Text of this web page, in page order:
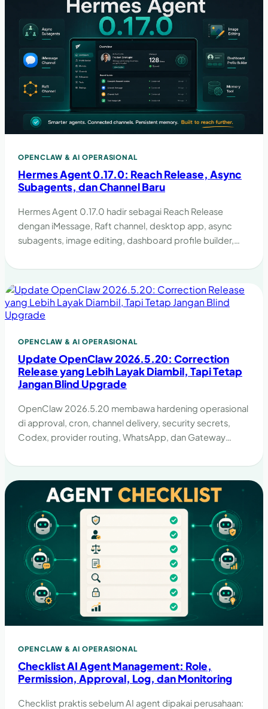
OPENCLAW & AI OPERASIONAL
Hermes Agent 0.17.0: Reach Release, Async
Subagents, dan Channel Baru
Hermes Agent 0.17.0 hadir sebagai Reach Release
dengan iMessage, Raft channel, desktop app, async
subagents, image editing, dashboard profile builder,
OPENCLAW & AI OPERASIONAL
Update OpenClaw 2026.5.20: Correction
Release yang Lebih Layak Diambil, Tapi Tetap
Jangan Blind Upgrade
OpenClaw 2026.5.20 membawa hardening operasional
di approval, cron, channel delivery, security secrets,
Codex, provider routing, WhatsApp, dan Gateway
tapi tetap jangan blind upgrade.
OPENCLAW & AI OPERASIONAL
Checklist AI Agent Management: Role,
Permission, Approval, Log, dan Monitoring
Checklist praktis sebelum AI agent dipakai perusahaan: